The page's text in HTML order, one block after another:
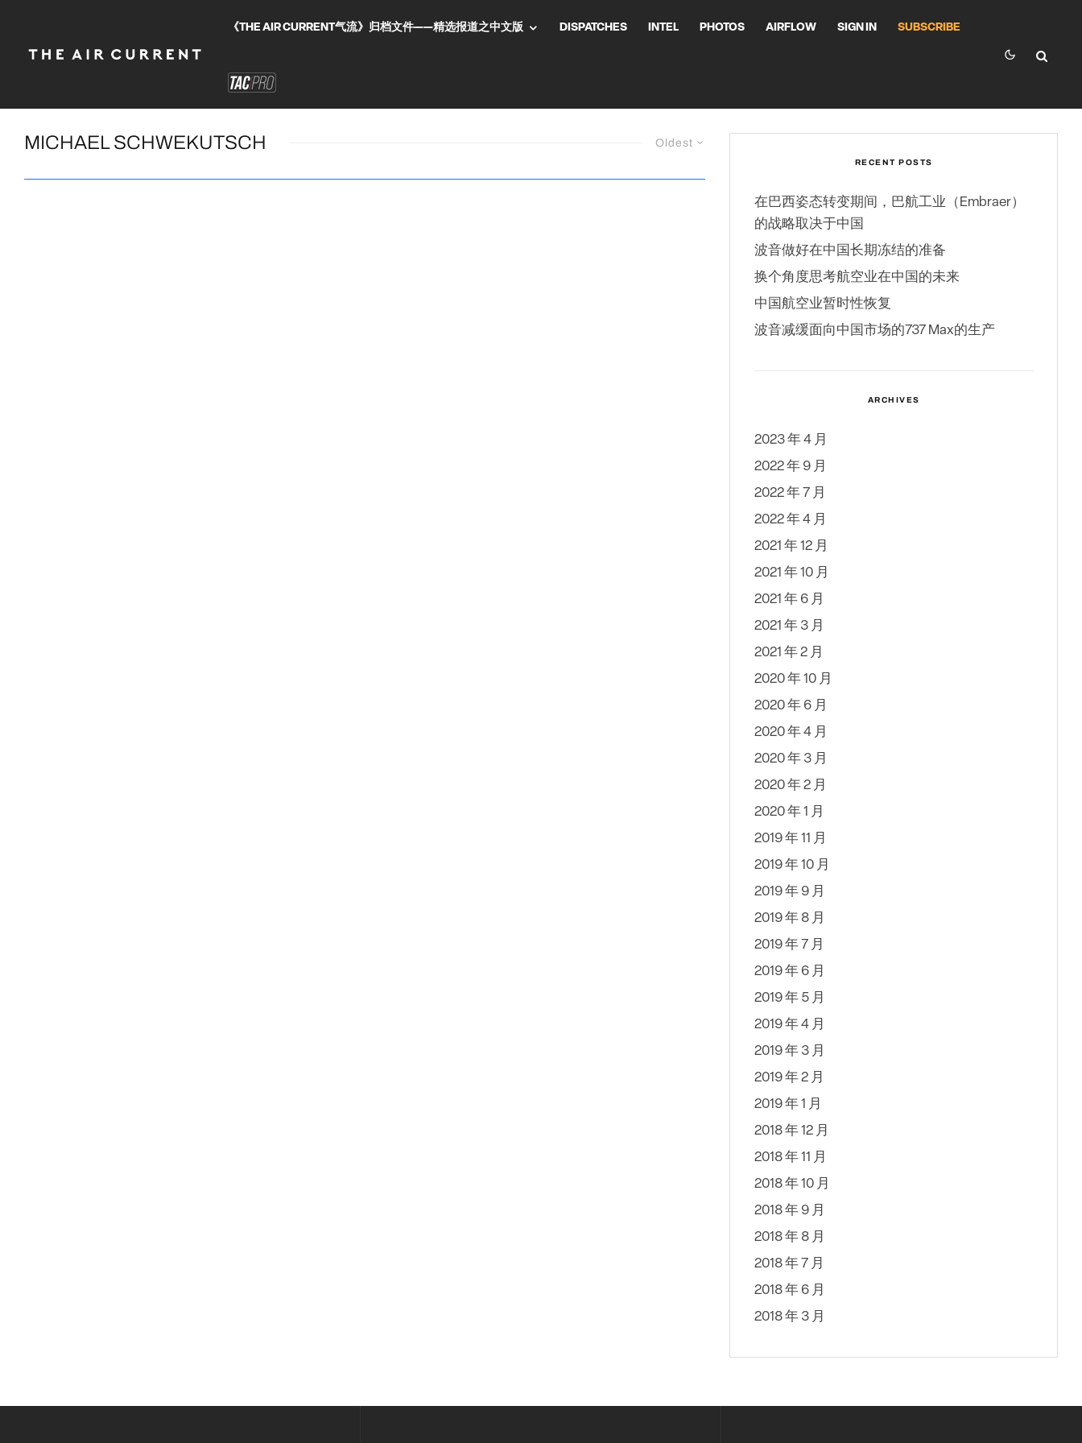
《THE AIR CURRENT气流》归档文件——精选报道之中文版 DISPATCHES INTEL PHOTOS AIRFLOW SIGN IN SUBSCRIBE
Oldest
MICHAEL SCHWEKUTSCH
RECENT POSTS
在巴西姿态转变期间，巴航工业（Embraer）
的战略取决于中国
波音做好在中国长期冻结的准备
换个角度思考航空业在中国的未来
中国航空业暂时性恢复
波音减缓面向中国市场的737 Max的生产
ARCHIVES
2023 年 4 月
2022 年 9 月
2022 年 7 月
2022 年 4 月
2021 年 12 月
2021 年 10 月
2021 年 6 月
2021 年 3 月
2021 年 2 月
2020 年 10 月
2020 年 6 月
2020 年 4 月
2020 年 3 月
2020 年 2 月
2020 年 1 月
2019 年 11 月
2019 年 10 月
2019 年 9 月
2019 年 8 月
2019 年 7 月
2019 年 6 月
2019 年 5 月
2019 年 4 月
2019 年 3 月
2019 年 2 月
2019 年 1 月
2018 年 12 月
2018 年 11 月
2018 年 10 月
2018 年 9 月
2018 年 8 月
2018 年 7 月
2018 年 6 月
2018 年 3 月